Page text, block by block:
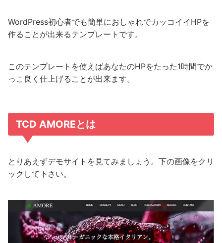
WordPress初心者でも簡単におしゃれでカッコイイHPを
作ることが出来るテンプレートです。
このテンプレートを使えばあなたのHPをたった1時間でか
っこ良く仕上げることが出来ます。
TCD AMOREとは
とりあえずデモサイトを見てみましょう。下の画像をクリ
ックして下さい。